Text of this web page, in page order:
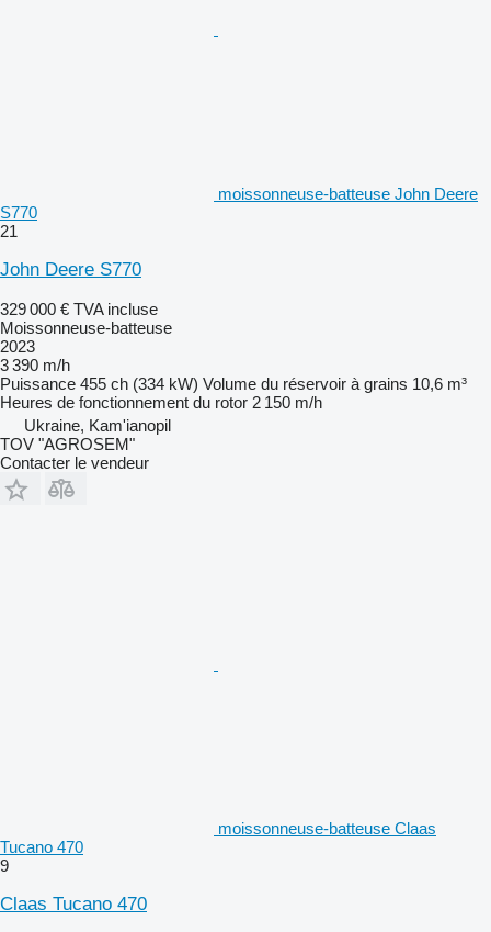
moissonneuse-batteuse John Deere
S770
21
John Deere S770
329 000 € TVA incluse
Moissonneuse-batteuse
2023
3 390 m/h
Puissance 455 ch (334 kW) Volume du réservoir à grains 10,6 m³
Heures de fonctionnement du rotor 2 150 m/h
Ukraine, Kam'ianopil
TOV "AGROSEM"
Contacter le vendeur
moissonneuse-batteuse Claas
Tucano 470
9
Claas Tucano 470